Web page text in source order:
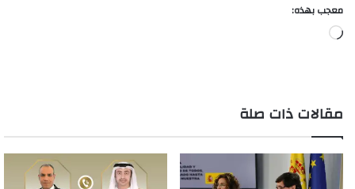
معجب بهذه:
جاري
مقالات ذات صلة